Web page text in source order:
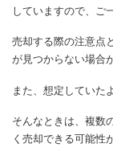
していますので、ご
売却する際の注意点
が見つからない場合
また、想定していた
そんなときは、複数
く売却できる可能性